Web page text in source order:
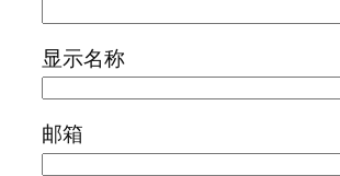
显示名称
邮箱